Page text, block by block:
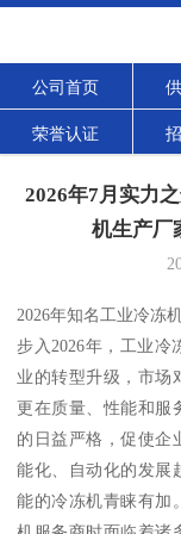
公司首页
荣誉认证
2026年7月实力
机生产厂
2026年知名工业冷冻
步入2026年，工业冷
业的转型升级，市场
更在质量、性能和服
的日益严格，促使企
能化、自动化的发展
能的冷冻机青睐有加